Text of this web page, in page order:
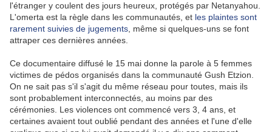
l'étranger y coulent des jours heureux, protégés par Netanyahou.
L'omerta est la règle dans les communautés, et les plaintes sont
rarement suivies de jugements , même si quelques-uns se font
attraper ces dernières années.
Ce documentaire diffusé le 15 mai donne la parole à 5 femmes
victimes de pédos organisés dans la communauté Gush Etzion.
On ne sait pas s'il s'agit du même réseau pour toutes, mais ils
sont probablement interconnectés, au moins par des
cérémonies. Les violences ont commencé vers 3, 4 ans, et
certaines avaient tout oublié pendant des années et l'une d'elle